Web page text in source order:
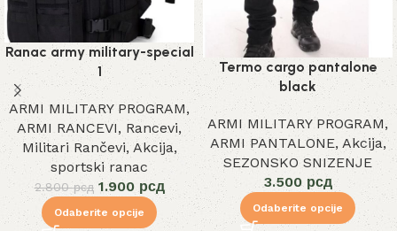
Ranac army military-special
1
ARMI MILITARY PROGRAM,
ARMI RANCEVI, Rancevi,
Militari Rančevi,Akcija,
sportski ranac
2.800рсд 1.900 рсд
Odaberite opcije
Termo cargo pantalone
black
ARMI MILITARY PROGRAM,
ARMI PANTALONE, Akcija,
SEZONSKO SNIZENJE
3.500 рсд
Odaberite opcije